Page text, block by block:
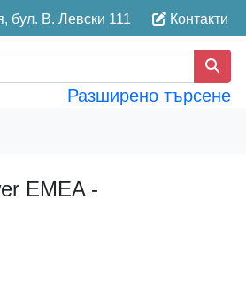
бул. В. Левски 111 Контакти
Разширено търсене
EMEA -